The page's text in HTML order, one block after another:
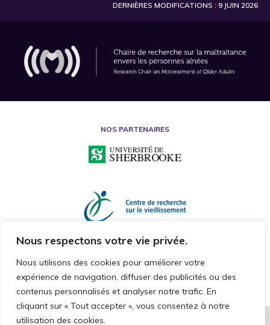
Nous respectons votre vie privée.
Nous utilisons des cookies pour améliorer votre
expérience de navigation, diffuser des publicités ou des
contenus personnalisés et analyser notre trafic. En
cliquant sur « Tout accepter », vous consentez à notre
utilisation des cookies.
DERNIÈRES MODIFICATIONS : 9 JUIN 2026
NOS PARTENAIRES